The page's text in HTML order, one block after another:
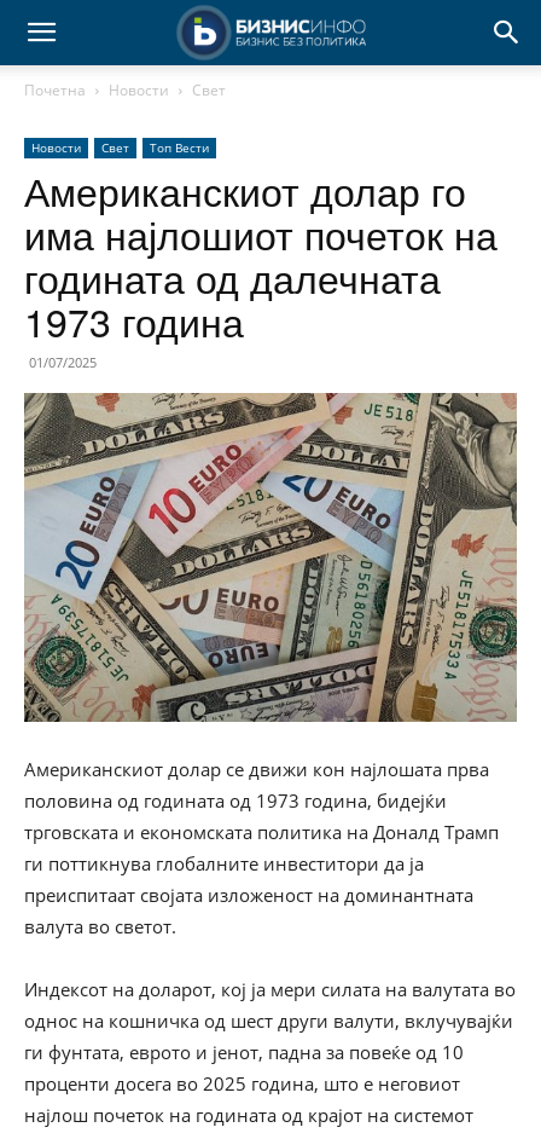
Почетна Новости Свет
Новости Свет Топ Вести
Американскиот долар го
има најлошиот почеток на
годината од далечната
1973 година
01/07/2025
Американскиот долар се движи кон најлошата прва
половина од годината од 1973 година, бидејќи
трговската и економската политика на Доналд Трамп
ги поттикнува глобалните инвеститори да ја
преиспитаат својата изложеност на доминантната
валута во светот.
Индексот на доларот, кој ја мери силата на валутата во
однос на кошничка од шест други валути, вклучувајќи
ги фунтата, еврото и јенот, падна за повеќе од 10
проценти досега во 2025 година, што е неговиот
најлош почеток на годината од крајот на системот